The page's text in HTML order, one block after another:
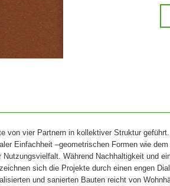
von vier Partnern in kollektiver Struktur
Einfachheit –geometrischen Formen wie dem
Während Nachhaltigkeit und
sich die Projekte durch einen engen
und sanierten Bauten reicht von